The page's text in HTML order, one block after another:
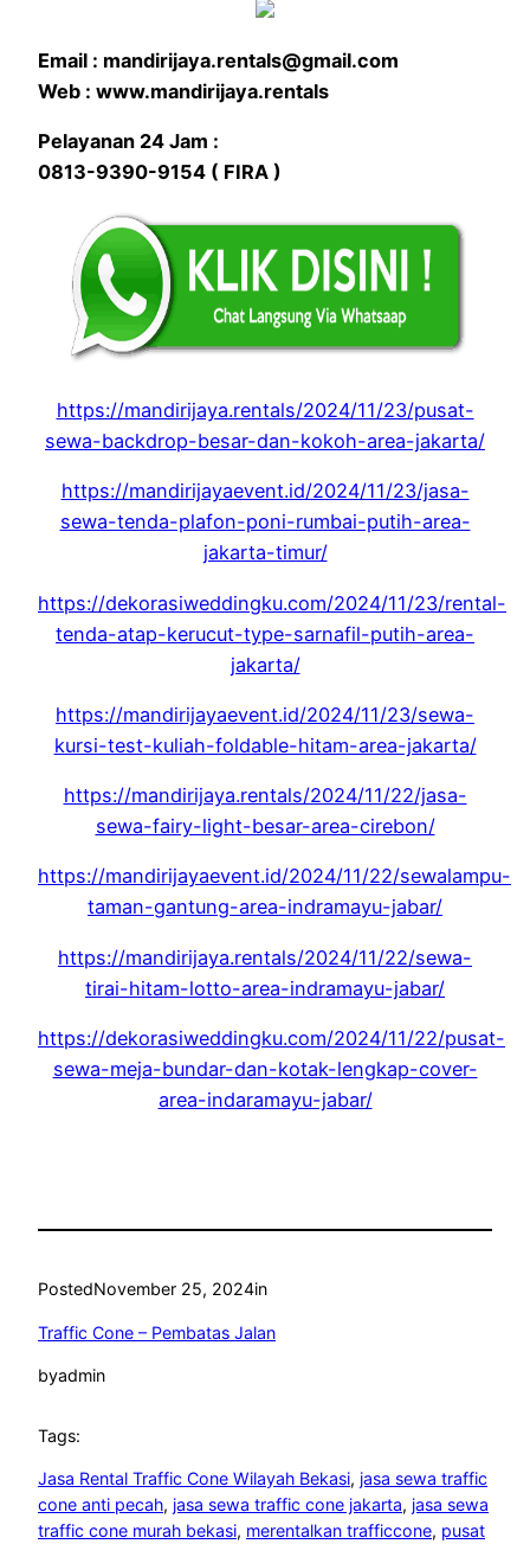
Email : mandirijaya.rentals@gmail.com
Web : www.mandirijaya.rentals
Pelayanan 24 Jam :
0813-9390-9154 ( FIRA )
https://mandirijaya.rentals/2024/11/23/pusat-
sewa-backdrop-besar-dan-kokoh-area-jakarta/
https://mandirijayaevent.id/2024/11/23/jasa-
sewa-tenda-plafon-poni-rumbai-putih-area-
jakarta-timur/
https://dekorasiweddingku.com/2024/11/23/rental-
tenda-atap-kerucut-type-sarnafil-putih-area-
jakarta/
https://mandirijayaevent.id/2024/11/23/sewa-
kursi-test-kuliah-foldable-hitam-area-jakarta/
https://mandirijaya.rentals/2024/11/22/jasa-
sewa-fairy-light-besar-area-cirebon/
https://mandirijayaevent.id/2024/11/22/sewalampu-
taman-gantung-area-indramayu-jabar/
https://mandirijaya.rentals/2024/11/22/sewa-
tirai-hitam-lotto-area-indramayu-jabar/
https://dekorasiweddingku.com/2024/11/22/pusat-
sewa-meja-bundar-dan-kotak-lengkap-cover-
area-indaramayu-jabar/
PostedNovember 25, 2024in
Traffic Cone – Pembatas Jalan
byadmin
Tags:
Jasa Rental Traffic Cone Wilayah Bekasi, jasa sewa traffic
cone anti pecah, jasa sewa traffic cone jakarta, jasa sewa
traffic cone murah bekasi, merentalkan trafficcone, pusat